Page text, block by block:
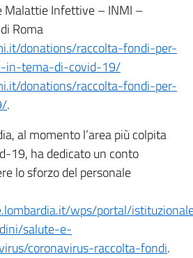
Malattie Infettive – INMI –
Roma
donations/raccolta-fondi-per-
in-tema-di-covid-19/
donations/raccolta-fondi-per-
.
al momento l’area più colpita
19, ha dedicato un conto
lo sforzo del personale
wps/portal/
salute-e-
coronavirus-raccolta-fondi.